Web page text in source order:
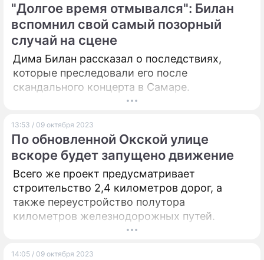
"Долгое время отмывался": Билан
вспомнил свой самый позорный
случай на сцене
Дима Билан рассказал о последствиях,
которые преследовали его после
скандального концерта в Самаре.
13:53 / 09 октября 2023
По обновленной Окской улице
вскоре будет запущено движение
Всего же проект предусматривает
строительство 2,4 километров дорог, а
также переустройство полутора
километров железнодорожных путей.
14:05 / 09 октября 2023